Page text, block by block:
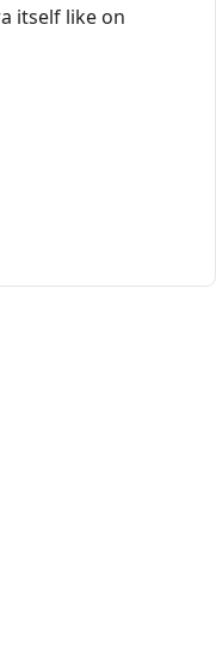
itself like on